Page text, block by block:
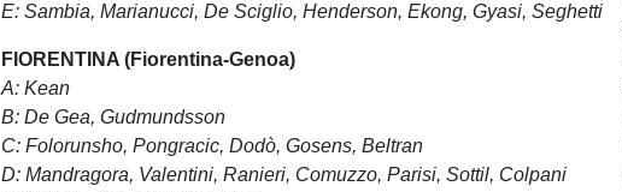
E: Sambia, Marianucci, De Sciglio, Henderson, Ekong, Gyasi, Seghetti
FIORENTINA (Fiorentina-Genoa)
A: Kean
B: De Gea,Gudmundsson
C: Folorunsho,Pongracic,Dodò,Gosens,Beltran
D: Mandragora, Valentini, Ranieri, Comuzzo, Parisi, Sottil, Colpani